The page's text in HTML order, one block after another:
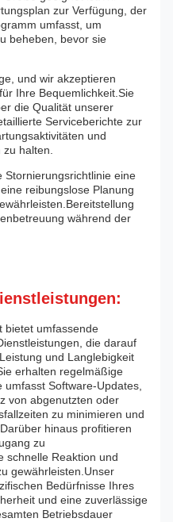
zur Verfügung, der
umfasst, um
beheben, bevor sie
und wir akzeptieren
Ihre Bequemlichkeit.Sie
die Qualität unserer
Serviceberichte zur
und
halten.
Stornierungsrichtlinie eine
reibungslose Planung
während der
bietet umfassende
die darauf
und Langlebigkeit
erhalten regelmäßige
Software-Updates,
von abgenutzten oder
zu minimieren und
hinaus profitieren
zu
schnelle Reaktion und
gewährleisten.Unser
Bedürfnisse Ihres
und eine zuverlässige
Betriebsdauer